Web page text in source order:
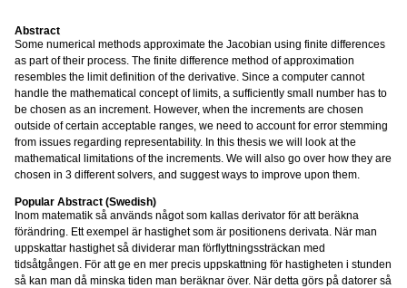
Abstract
Some numerical methods approximate the Jacobian using finite differences
as part of their process. The finite difference method of approximation
resembles the limit definition of the derivative. Since a computer cannot
handle the mathematical concept of limits, a sufficiently small number has to
be chosen as an increment. However, when the increments are chosen
outside of certain acceptable ranges, we need to account for error stemming
from issues regarding representability. In this thesis we will look at the
mathematical limitations of the increments. We will also go over how they are
chosen in 3 different solvers, and suggest ways to improve upon them.
Popular Abstract (Swedish)
Inom matematik så används något som kallas derivator för att beräkna
förändring. Ett exempel är hastighet som är positionens derivata. När man
uppskattar hastighet så dividerar man förflyttningssträckan med
tidsåtgången. För att ge en mer precis uppskattning för hastigheten i stunden
så kan man då minska tiden man beräknar över. När detta görs på datorer så